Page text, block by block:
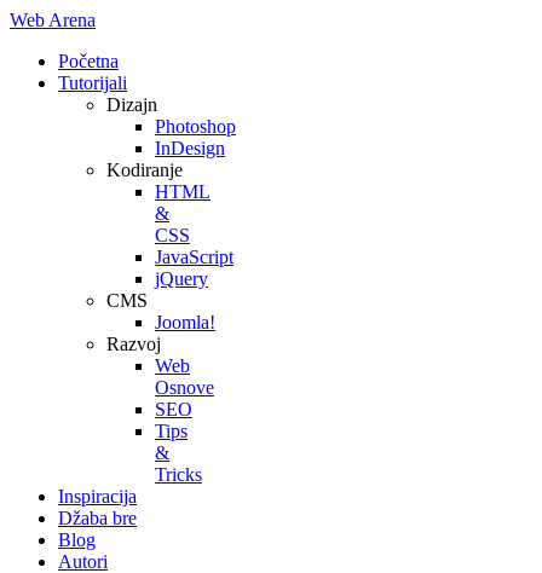
Web Arena
Početna
Tutorijali
Dizajn
Photoshop
InDesign
Kodiranje
HTML
&
CSS
JavaScript
jQuery
CMS
Joomla!
Razvoj
Web
Osnove
SEO
Tips
&
Tricks
Inspiracija
Džaba bre
Blog
Autori